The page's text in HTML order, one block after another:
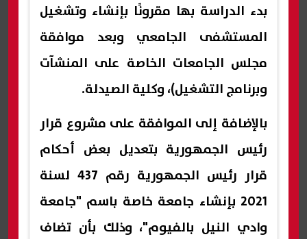
بدء الدراسة بها مقرونًا بإنشاء وتشغيل
المستشفى الجامعي وبعد موافقة
مجلس الجامعات الخاصة على المنشآت
وبرنامج التشغيل)، وكلية الصيدلة.
بالإضافة إلى الموافقة على مشروع قرار
رئيس الجمهورية بتعديل بعض أحكام
قرار رئيس الجمهورية رقم 437 لسنة
2021 بإنشاء جامعة خاصة باسم "جامعة
وادي النيل بالفيوم"، وذلك بأن تضاف